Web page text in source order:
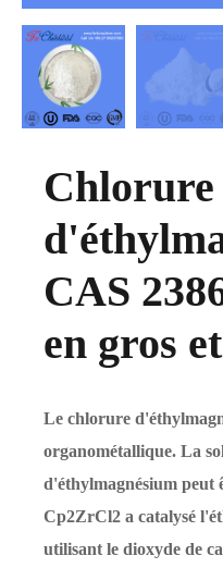
Chlorure
CAS
en gros
Le chlorure
organométallique. La
d'éthylmagnésium peut
Cp2ZrCl2 a catalysé
utilisant le dioxyde de